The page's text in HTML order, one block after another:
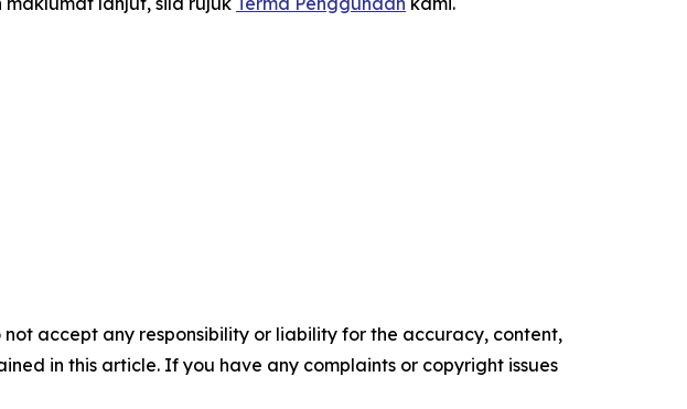
accept any responsibility or liability for the accuracy, content,
in this article. If you have any complaints or copyright issues